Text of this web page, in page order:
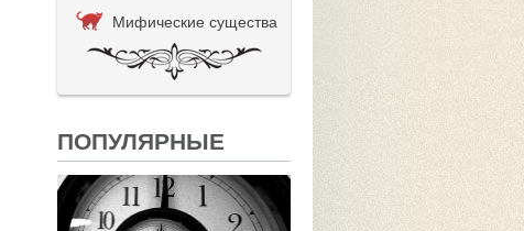
Мифические существа
ПОПУЛЯРНЫЕ